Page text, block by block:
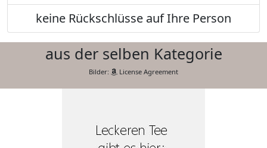
keine Rückschlüsse auf Ihre Person
aus der selben Kategorie
Bilder: License Agreement